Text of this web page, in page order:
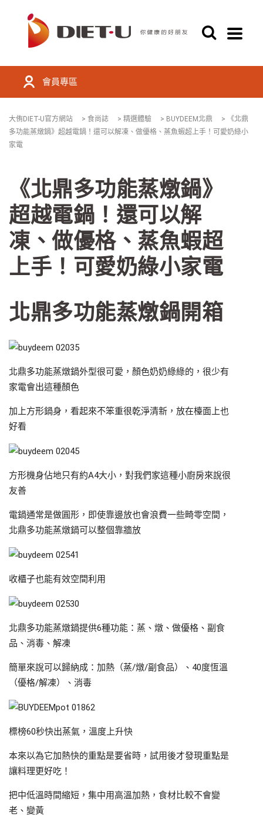
會員專區
大侑DIET-U官方網站 > 食尚誌 > 精選體驗 > BUYDEEM北鼎 >
《北鼎
多功能蒸燉鍋》超越電鍋！還可以解凍、做優格、蒸魚蝦超上手！可愛奶綠小
家電
《北鼎多功能蒸燉鍋》
超越電鍋！還可以解
凍、做優格、蒸魚蝦超
上手！可愛奶綠小家電
北鼎多功能蒸燉鍋開箱
北鼎多功能蒸燉鍋外型很可愛，顏色奶奶綠綠的，很少有
家電會出這種顏色
加上方形鍋身，看起來不笨重很乾淨清新，放在檯面上也
好看
方形機身佔地只有約A4大小，對我們家這種小廚房來說很
友善
電鍋通常是做圓形，即使靠邊放也會浪費一些畸零空間，
北鼎多功能蒸燉鍋可以整個靠牆放
收櫃子也能有效空間利用
北鼎多功能蒸燉鍋提供6種功能：蒸、燉、做優格、副食
品、消毒、解凍
簡單來說可以歸納成：加熱（蒸/燉/副食品）、40度恆溫
（優格/解凍）、消毒
標榜60秒快出蒸氣，溫度上升快
本來以為它加熱快的重點是要省時，試用後才發現重點是
讓料理更好吃！
把中低溫時間縮短，集中用高溫加熱，食材比較不會變
老、變黃